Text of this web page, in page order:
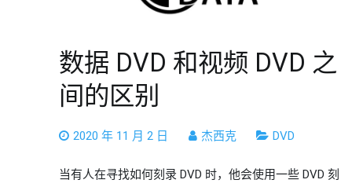
数据 DVD 和视频 DVD 之
间的区别
2020 年 11 月 2 日 杰西克 DVD
当有人在寻找如何刻录 DVD 时，他会使用一些 DVD 刻